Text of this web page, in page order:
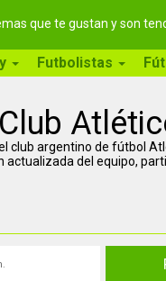
que te gustan y son
Futbolistas
club argentino de fútbol
del equipo,